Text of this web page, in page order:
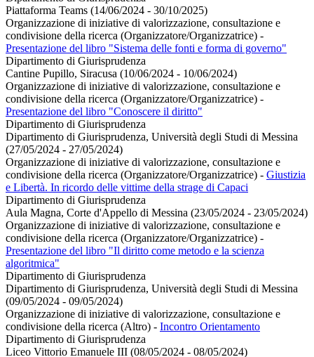
Piattaforma Teams (14/06/2024 - 30/10/2025)
Organizzazione di iniziative di valorizzazione, consultazione e
condivisione della ricerca (Organizzatore/Organizzatrice) -
Presentazione del libro "Sistema delle fonti e forma di governo"
Dipartimento di Giurisprudenza
Cantine Pupillo, Siracusa (10/06/2024 - 10/06/2024)
Organizzazione di iniziative di valorizzazione, consultazione e
condivisione della ricerca (Organizzatore/Organizzatrice) -
Presentazione del libro "Conoscere il diritto"
Dipartimento di Giurisprudenza
Dipartimento di Giurisprudenza, Università degli Studi di Messina
(27/05/2024 - 27/05/2024)
Organizzazione di iniziative di valorizzazione, consultazione e
condivisione della ricerca (Organizzatore/Organizzatrice) - Giustizia
e Libertà. In ricordo delle vittime della strage di Capaci
Dipartimento di Giurisprudenza
Aula Magna, Corte d'Appello di Messina (23/05/2024 - 23/05/2024)
Organizzazione di iniziative di valorizzazione, consultazione e
condivisione della ricerca (Organizzatore/Organizzatrice) -
Presentazione del libro "Il diritto come metodo e la scienza
algoritmica"
Dipartimento di Giurisprudenza
Dipartimento di Giurisprudenza, Università degli Studi di Messina
(09/05/2024 - 09/05/2024)
Organizzazione di iniziative di valorizzazione, consultazione e
condivisione della ricerca (Altro) - Incontro Orientamento
Dipartimento di Giurisprudenza
Liceo Vittorio Emanuele III (08/05/2024 - 08/05/2024)